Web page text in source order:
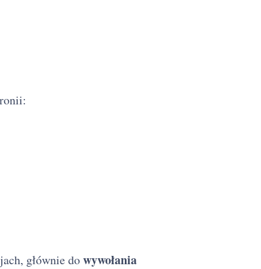
głównie dowywołania